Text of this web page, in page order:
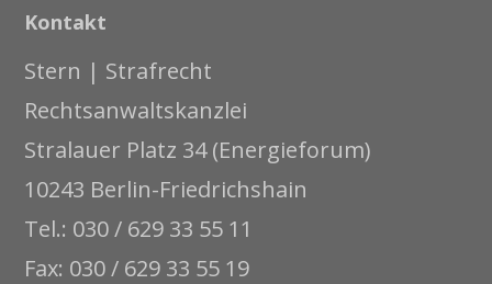
Kontakt
Stern | Strafrecht
Rechtsanwaltskanzlei
Stralauer Platz 34 (Energieforum)
10243 Berlin-Friedrichshain
Tel.: 030 / 629 33 55 11
Fax: 030 / 629 33 55 19